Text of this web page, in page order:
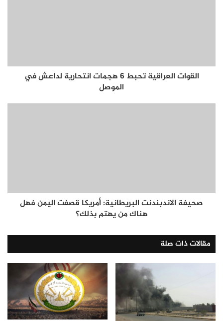
القوات العراقية تحبط 6 هجمات انتحارية لداعش في
الموصل
صحيفة الاندبندنت البريطانية: أمريكا قصفت اليمن فهل
هناك من يهتم بذلك؟
مقالات ذات صلة